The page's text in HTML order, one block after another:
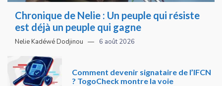
Chronique de Nelie : Un peuple qui résiste
est déjà un peuple qui gagne
Nelie Kadéwé Dodjinou 6 août 2026
Comment devenir signataire de l’IFCN
? TogoCheck montre la voie